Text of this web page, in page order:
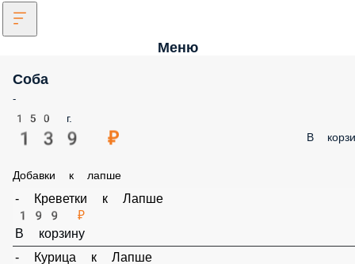
Меню
Соба
-
150 г.
139 ₽ В
Добавки к лапше
- Креветки к Лапше
199 ₽
В корзину